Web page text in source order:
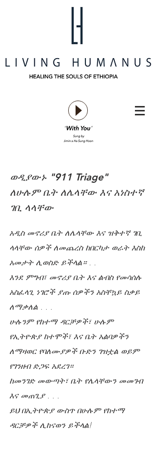
ወዲያውኑ "911 Triage"
ለሁሉም ቤት ለሌላቸው እና አነስተኛ
ገቢ ላላቸው
አዲስ መኖሪያ ቤት ለሌላቸው እና ዝቅተኛ ገቢ
ላላቸው ሰዎች ለመጨረስ ከበርካታ ወራት እስከ
አመታት ሊወስድ ይችላል። . .
እንደ ምግብ፣ መኖሪያ ቤት እና ልብስ የመሳሰሉ
አስፈላጊ ነገሮች ያጡ ሰዎችን አስቸኳይ ስቃይ
ለማቃለል . . .
ሁሉንም የከተማ ዳርቻዎች፣ ሁሉም
የኢትዮጵያ ከተሞች፣ እና ቤት አልባዎችን
ለማዛወር የባለሙያዎች ቡድን ገዝቷል ወይም
የገንዘብ ድጋፍ አደረገ።
ከመንገድ መውጣት፣ ቤት የሌላቸውን መመገብ
እና መጠጊያ . . .
ይህ በኢትዮጵያ ውስጥ በሁሉም የከተማ
ዳርቻዎች ሊከናወን ይችላል!